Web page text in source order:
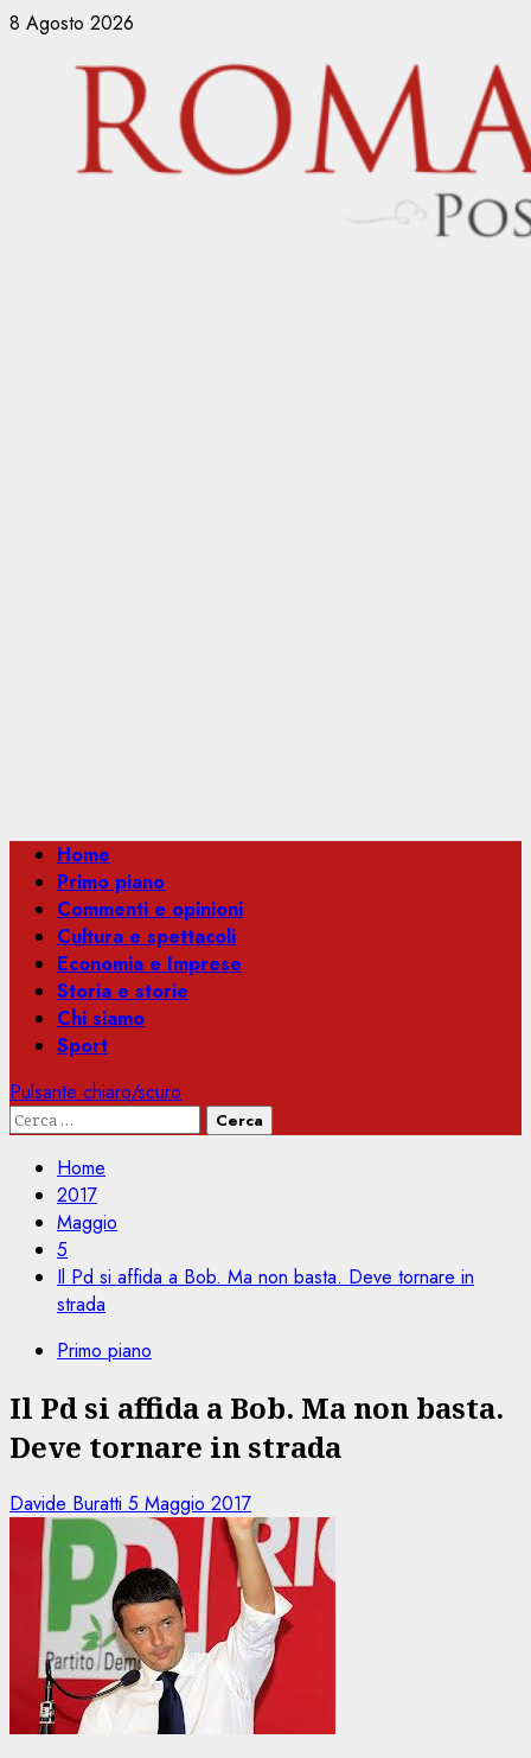
Vai
contenuto
8 Agosto 2026
Menu
principale
Home
Primo piano
Commenti e opinioni
Cultura e spettacoli
Economia e Imprese
Storia e storie
Chi siamo
Sport
Pulsante chiaro/scuro
Ricerca
Home
2017
Maggio
5
Il Pd si affida a Bob. Ma non basta. Deve tornare in
strada
Primo piano
Il Pd si affida a Bob. Ma non basta.
Deve tornare in strada
Davide Buratti 5 Maggio 2017